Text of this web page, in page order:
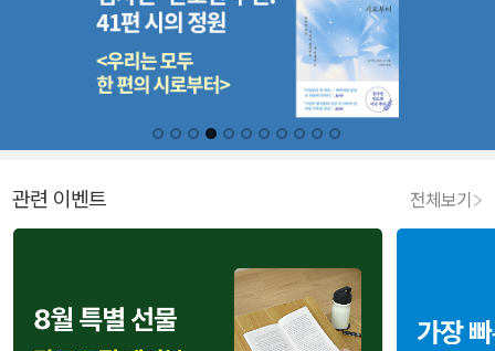
관련 이벤트 전체보기